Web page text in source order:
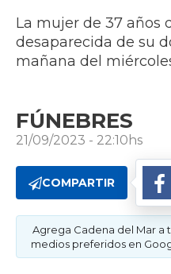
La mujer de 37 años
desaparecida de su
mañana del
FÚNEBRES
21/09/2023 - 22:10hs
COMPARTIR
Agrega Cadena del Mar a
medios preferidos en